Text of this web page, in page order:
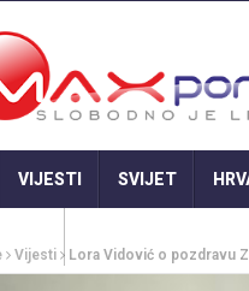
VIJESTI SVIJET
Vijesti Lora Vidović o pozdravu